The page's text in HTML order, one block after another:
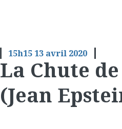
15h15 13 avril 2020
La Chute
(Jean